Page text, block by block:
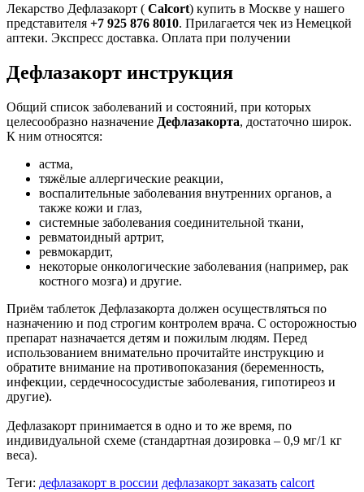
Лекарство Дефлазакорт ( Calcort) купить в Москве у нашего
представителя +7 925 876 8010. Прилагается чек из Немецкой
аптеки. Экспресс доставка. Оплата при получении
Дефлазакорт инструкция
Общий список заболеваний и состояний, при которых
целесообразно назначение Дефлазакорта, достаточно широк.
К ним относятся:
астма,
тяжёлые аллергические реакции,
воспалительные заболевания внутренних органов, а
также кожи и глаз,
системные заболевания соединительной ткани,
ревматоидный артрит,
ревмокардит,
некоторые онкологические заболевания (например, рак
костного мозга) и другие.
Приём таблеток Дефлазакорта должен осуществляться по
назначению и под строгим контролем врача. С осторожностью
препарат назначается детям и пожилым людям. Перед
использованием внимательно прочитайте инструкцию и
обратите внимание на противопоказания (беременность,
инфекции, сердечнососудистые заболевания, гипотиреоз и
другие).
Дефлазакорт принимается в одно и то же время, по
индивидуальной схеме (стандартная дозировка – 0,9 мг/1 кг
веса).
Теги: дефлазакорт в россии дефлазакорт заказать calcort